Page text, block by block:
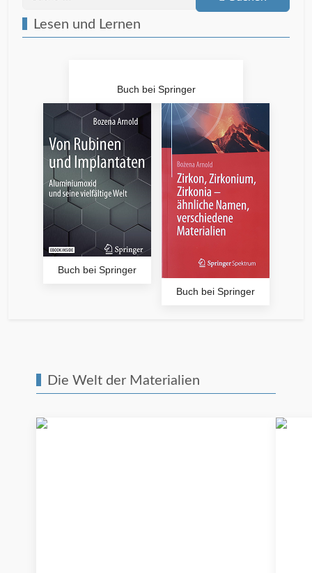
Lesen und Lernen
Buch bei Springer
Buch bei Springer
Buch bei Springer
Die Welt der Materialien